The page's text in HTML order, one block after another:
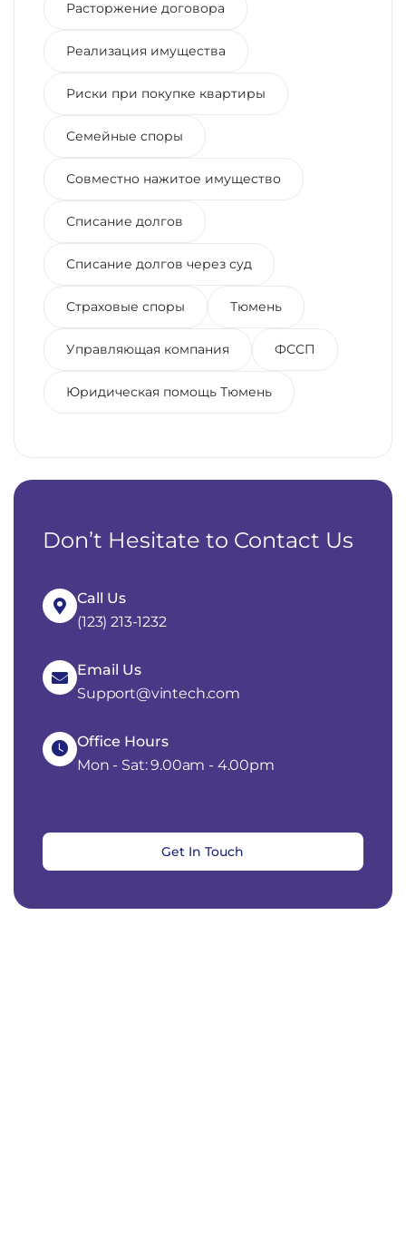
Расторжение договора
Реализация имущества
Риски при покупке квартиры
Семейные споры
Совместно нажитое имущество
Списание долгов
Списание долгов через суд
Страховые споры Тюмень
Управляющая компания ФССП
Юридическая помощь Тюмень
Don’t Hesitate to Contact Us
Call Us
(123) 213-1232
Email Us
Support@vintech.com
Office Hours
Mon - Sat: 9.00am - 4.00pm